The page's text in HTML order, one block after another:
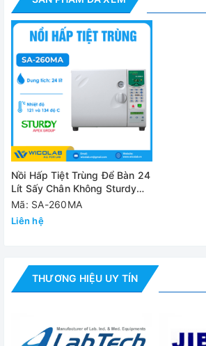
✅ Van an toàn áp suất
Thông số kỹ thuật
SA-260MA
Tích hợp ghi dữ
liệu
SA-260MA-R
Kiểu Để bàn
Dung tích 24 lít
Nhiệt độ tiệt
trùng
(đường kính x
260x450mm
trùng
Lựa chọn : Dụng
Nồi Hấp Tiệt Trùng Để Bàn 24
Lít Sấy Chân Không Sturdy
SA-260MA
Mã: SA-260MA
Liên hệ
THƯƠNG HIỆU UY TÍN